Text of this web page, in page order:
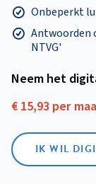
Onbeperkt
Antwoorden
NTVG'
Neem het
€ 15,93 per
IK WIL